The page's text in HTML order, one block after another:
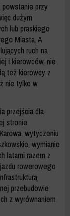
powstanie przy
dużym
lub praskiego
Miasta. A
ruch na
i kierowców, nie
też kierowcy z
nie tylko w
przejścia dla
stronie
wytyczeniu
wymianie
latarni razem z
rowerowego
przebudowie
z wyrównaniem